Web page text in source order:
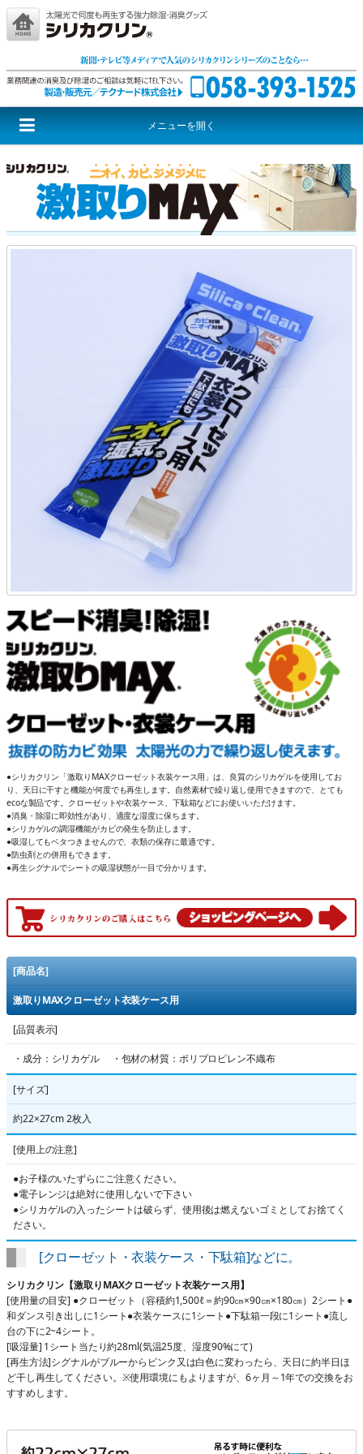
メニューを開く
尊厳シリーズ 音援団シリーズ レッドウルフ
●シリカクリン「激取りMAXクローゼット衣装ケース用」は、良質のシリカゲルを使用してお
り、天日に干すと機能が何度でも再生します。自然素材で繰り返し使用できますので、とても
ecoな製品です。クローゼットや衣装ケース、下駄箱などにお使いいただけます。
●消臭・除湿に即効性があり、適度な湿度に保ちます。
●シリカゲルの調湿機能がカビの発生を防止します。
●吸湿してもベタつきませんので、衣類の保存に最適です。
●防虫剤との併用もできます。
●再生シグナルでシートの吸湿状態が一目で分かります。
[商品名]
激取りMAXクローゼット衣装ケース用
[品質表示]
・成分：シリカゲル ・包材の材質：ポリプロピレン不織布
[サイズ]
約22×27cm 2枚入
[使用上の注意]
●お子様のいたずらにご注意ください。
●電子レンジは絶対に使用しないで下さい
●シリカゲルの入ったシートは破らず、使用後は燃えないゴミとしてお捨てく
ださい。
[クローゼット・衣装ケース・下駄箱]などに。
シリカクリン【激取りMAXクローゼット衣装ケース用】
[使用量の目安] ●クローゼット（容積約1,500ℓ＝約90㎝×90㎝×180㎝）2シート●
和ダンス引き出しに1シート●衣装ケースに1シート●下駄箱一段に1シート●流し
台の下に2~4シート。
[吸湿量] 1シート当たり約28ml(気温25度、湿度90%にて)
[再生方法]シグナルがブルーからピンク又は白色に変わったら、天日に約半日ほ
ど干し再生してください。※使用環境にもよりますが、6ヶ月～1年での交換をお
すすめします。